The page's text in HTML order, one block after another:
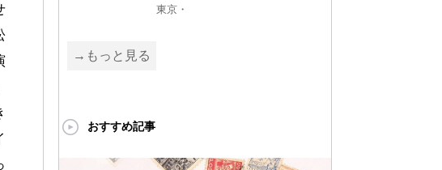
東京・
→もっと見る
おすすめ記事